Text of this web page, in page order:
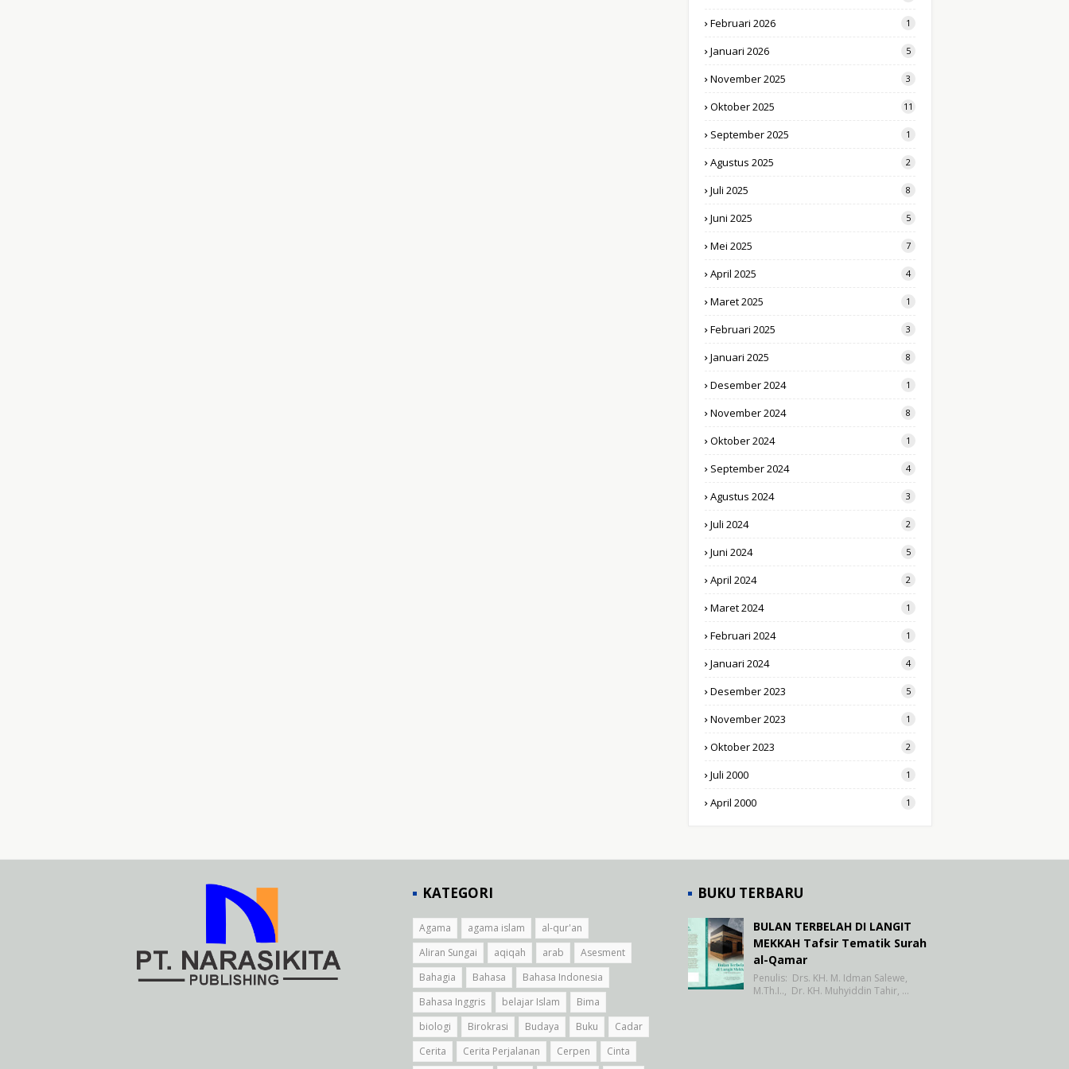
Februari 2026 1
Januari 2026 5
November 2025 3
Oktober 2025 11
September 2025 1
Agustus 2025 2
Juli 2025 8
Juni 2025 5
Mei 2025 7
April 2025 4
Maret 2025 1
Februari 2025 3
Januari 2025 8
Desember 2024 1
November 2024 8
Oktober 2024 1
September 2024 4
Agustus 2024 3
Juli 2024 2
Juni 2024 5
April 2024 2
Maret 2024 1
Februari 2024 1
Januari 2024 4
Desember 2023 5
November 2023 1
Oktober 2023 2
Juli 2000 1
April 2000 1
KATEGORI
Agama agama islam
al-qur'an
Aliran Sungai
aqiqah arab
Asesment
Bahagia
Bahasa
Bahasa Indonesia
Bahasa Inggris
belajar Islam
Bima
biologi
Birokrasi Budaya Buku
Cadar
Cerita
Cerita Perjalanan Cerpen Cinta
BUKU TERBARU
BULAN TERBELAH DI LANGIT
MEKKAH Tafsir Tematik Surah
al-Qamar
Penulis: Drs. KH. M. Idman Salewe,
M.Th.I.., Dr. KH. Muhyiddin Tahir, …